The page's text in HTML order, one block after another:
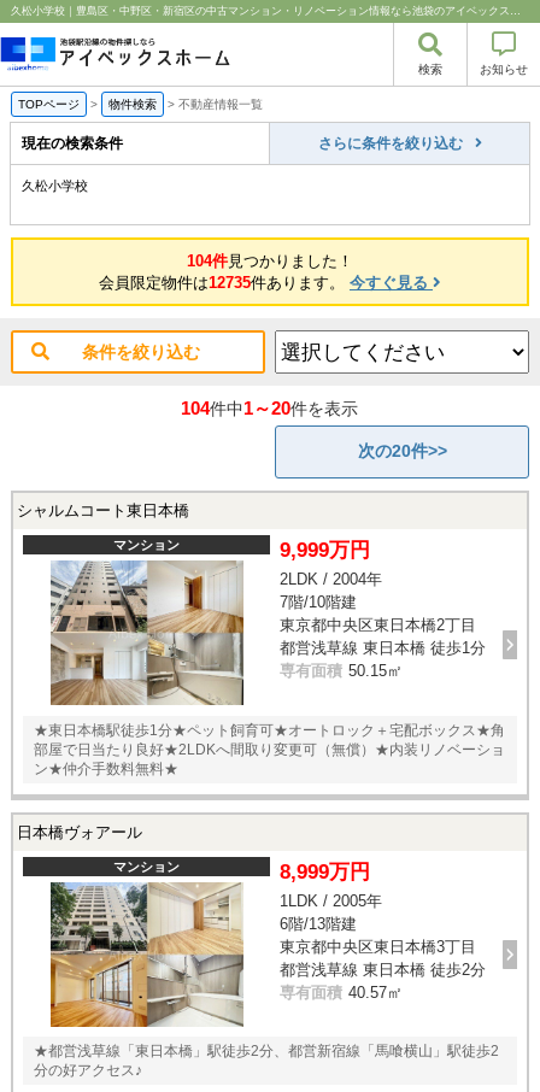
久松小学校｜豊島区・中野区・新宿区の中古マンション・リノベーション情報なら池袋のアイベックスホーム！
検索 お知らせ
TOPページ > 物件検索 > 不動産情報一覧
現在の検索条件 さらに条件を絞り込む
久松小学校
104件見つかりました！
会員限定物件は12735件あります。 今すぐ見る
条件を絞り込む
104件中1～20件を表示
次の20件>>
シャルムコート東日本橋
マンション 9,999万円
2LDK / 2004年
7階/10階建
東京都中央区東日本橋2丁目
都営浅草線 東日本橋 徒歩1分
専有面積 50.15㎡
★東日本橋駅徒歩1分★ペット飼育可★オートロック＋宅配ボックス★角
部屋で日当たり良好★2LDKへ間取り変更可（無償）★内装リノベーショ
ン★仲介手数料無料★
日本橋ヴォアール
マンション 8,999万円
1LDK / 2005年
6階/13階建
東京都中央区東日本橋3丁目
都営浅草線 東日本橋 徒歩2分
専有面積 40.57㎡
★都営浅草線「東日本橋」駅徒歩2分、都営新宿線「馬喰横山」駅徒歩2
分の好アクセス♪